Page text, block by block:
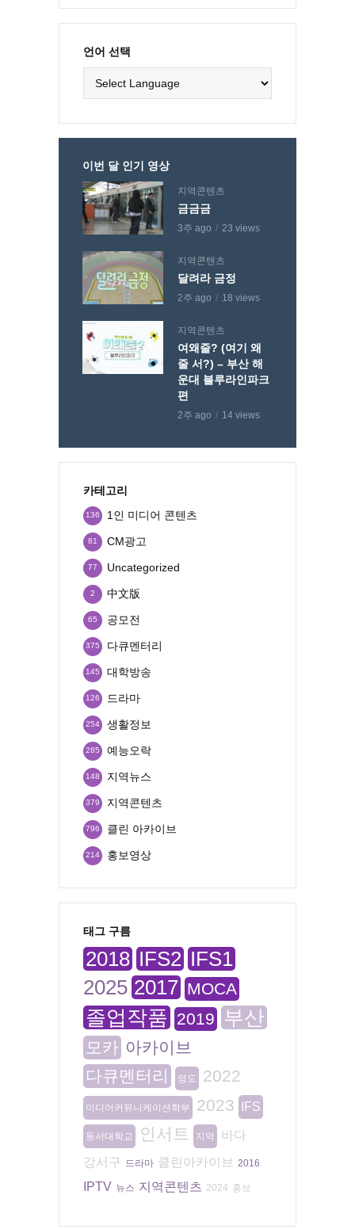
언어 선택
이번 달 인기 영상
지역콘텐츠
금금금
3주 ago 23 views
지역콘텐츠
달려라 금정
2주 ago 18 views
지역콘텐츠
여왜줄? (여기 왜
줄 서?) – 부산 해
운대 블루라인파크
편
2주 ago 14 views
카테고리
1인 미디어 콘텐츠
136
CM광고
81
Uncategorized
77
中文版
2
공모전
65
다큐멘터리
375
대학방송
145
드라마
126
생활정보
254
예능오락
285
지역뉴스
148
지역콘텐츠
379
클린 아카이브
796
홍보영상
214
태그 구름
2018 IFS2 IFS1
2025 2017 MOCA
졸업작품 2019 부산
모카 아카이브
다큐멘터리
영도 2022
미디어커뮤니케이션학부 2023 IFS
동서대학교 인서트 지역
바다
강서구 드라마 클린아카이브 2016
IPTV 뉴스 지역콘텐츠 2024 홍보